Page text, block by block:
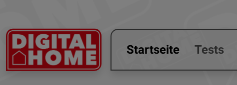
Startseite Tests